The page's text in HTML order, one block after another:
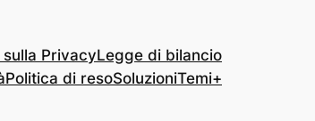
PrivacyLegge di bilancio
Politica di resoSoluzioniTemi+